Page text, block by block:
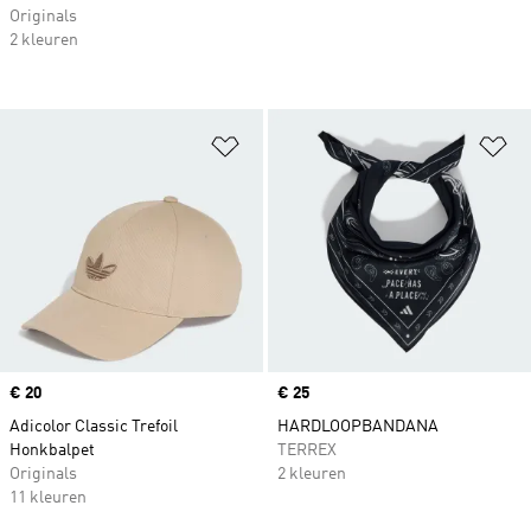
Op verlanglijst zetten
Price
€ 20
Adicolor Classic Trefoil
Honkbalpet
Originals
11 kleuren
Price
€ 25
HARDLOOPBANDANA
TERREX
2 kleuren
Originals
2 kleuren